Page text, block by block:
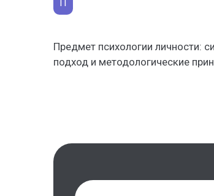
П
Предмет психологии личности:
подход и методологические